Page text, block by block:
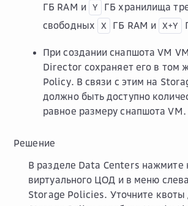
ГБ RAM и Y
ГБ хранилища
свободных
X ГБ RAM и X+Y
При создании снапшота VM
Director сохраняет его в том
Policy. В связи с этим на
должно быть доступно
равное размеру снапшота VM.
Решение
В разделе Data Centers нажмите
виртуального ЦОД и в меню
Storage Policies. Уточните